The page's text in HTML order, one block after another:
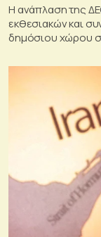
Η ανάπλαση της
εκθεσιακών και
δημόσιου χώρου